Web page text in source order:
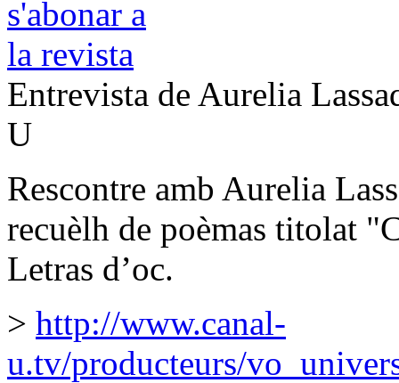
Entrevista de Aurelia
U
Rescontre amb Aurelia
recuèlh de poèmas titolat
Letras d’oc.
> http://www.canal-
u.tv/producteurs/